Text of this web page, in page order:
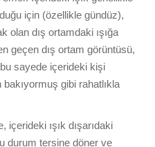
için (özellikle gündüz),
olan dış ortamdaki ışığa
geçen dış ortam görüntüsü,
sayede içerideki kişi
bakıyormuş gibi rahatlıkla
içerideki ışık dışarıdaki
durum tersine döner ve